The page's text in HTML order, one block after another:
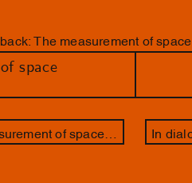
The measurement of space
space